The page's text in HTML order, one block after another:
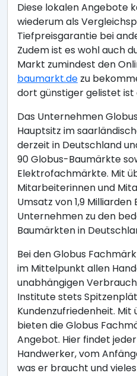
Diese lokalen Angebote
wiederum als
Tiefpreisgarantie bei
Zudem ist es wohl auch
Markt zumindest den
baumarkt.de zu
dort günstiger gelistet ist
Das Unternehmen
Hauptsitz im
derzeit in Deutschland
90 Globus-Baumärkte
Elektrofachmärkte. Mit
Mitarbeiterinnen und
Umsatz von 1,9
Unternehmen zu den
Baumärkten in
Bei den Globus
im Mittelpunkt allen
unabhängigen
Institute stets
Kundenzufriedenheit.
bieten die Globus
Angebot. Hier findet
Handwerker, vom
was er braucht und